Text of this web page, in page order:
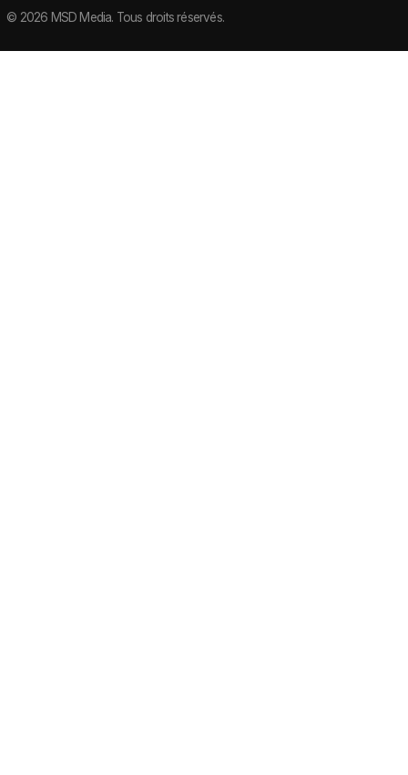
© 2026 MSD Media. Tous droits réservés.